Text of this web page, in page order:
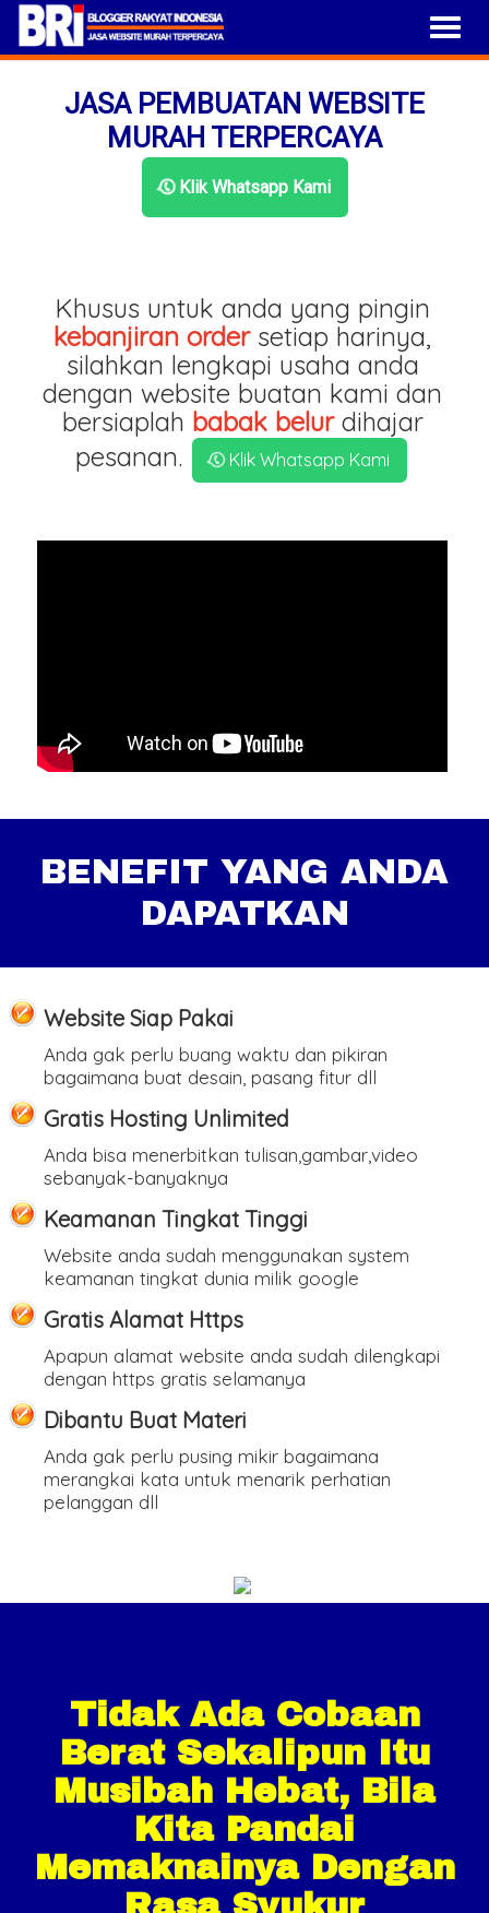
JASA PEMBUATAN WEBSITE
MURAH TERPERCAYA
Klik Whatsapp Kami
Khusus untuk anda yang pingin
kebanjiran ordersetiap harinya,
silahkan lengkapi usaha anda
dengan website buatan kami dan
bersiaplah babak belurdihajar
pesanan.
Klik Whatsapp Kami
BENEFIT YANG ANDA
DAPATKAN
Website Siap Pakai
Anda gak perlu buang waktu dan pikiran
bagaimana buat desain, pasang fitur dll
Gratis Hosting Unlimited
Anda bisa menerbitkan tulisan,gambar,video
sebanyak-banyaknya
Keamanan Tingkat Tinggi
Website anda sudah menggunakan system
keamanan tingkat dunia milik google
Gratis Alamat Https
Apapun alamat website anda sudah dilengkapi
dengan https gratis selamanya
Dibantu Buat Materi
Anda gak perlu pusing mikir bagaimana
merangkai kata untuk menarik perhatian
pelanggan dll
Tidak Ada Cobaan
Berat Sekalipun Itu
Musibah Hebat, Bila
Kita Pandai
Memaknainya Dengan